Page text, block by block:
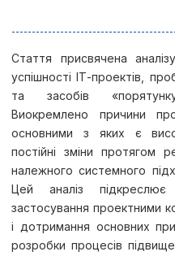
Стаття присвячена
успішності ІТ-проектів,
та засобів
Виокремлено причини
основними з яких є
постійні зміни протягом
належного системного
Цей аналіз підкреслює
застосування проектними
і дотримання основних
розробки процесів